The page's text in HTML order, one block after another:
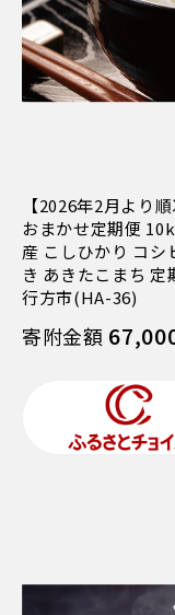
【2026年2月より
おまかせ定期便
産 こしひかり コシ
き あきたこまち
行方市(HA-36)
寄附金額